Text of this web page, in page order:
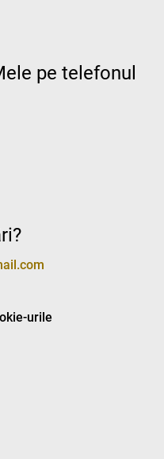
pe telefonul
urile